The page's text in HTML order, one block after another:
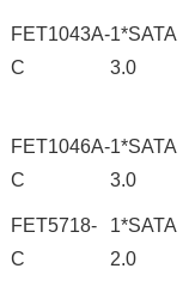
FET1043A-
C
1*SATA
3.0
FET1046A-
C
1*SATA
3.0
FET5718-
C
1*SATA
2.0